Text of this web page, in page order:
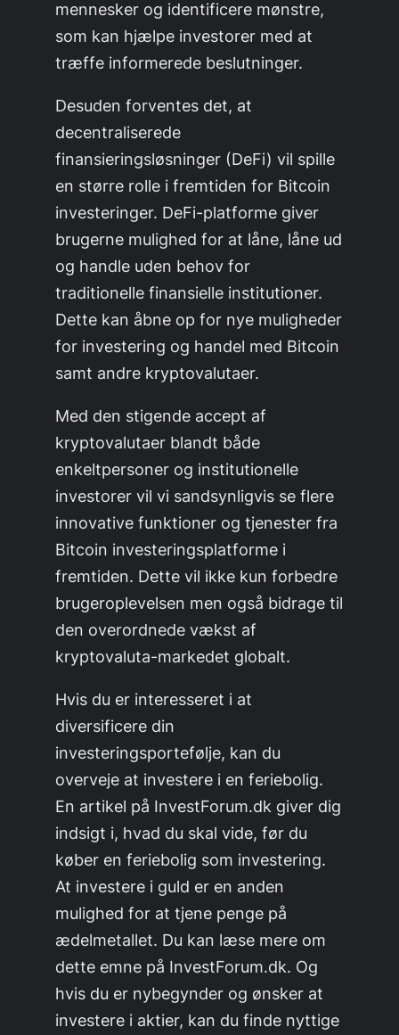
mennesker og identificere mønstre,
som kan hjælpe investorer med at
træffe informerede beslutninger.
Desuden forventes det, at
decentraliserede
finansieringsløsninger (DeFi) vil spille
en større rolle i fremtiden for Bitcoin
investeringer. DeFi-platforme giver
brugerne mulighed for at låne, låne ud
og handle uden behov for
traditionelle finansielle institutioner.
Dette kan åbne op for nye muligheder
for investering og handel med Bitcoin
samt andre kryptovalutaer.
Med den stigende accept af
kryptovalutaer blandt både
enkeltpersoner og institutionelle
investorer vil vi sandsynligvis se flere
innovative funktioner og tjenester fra
Bitcoin investeringsplatforme i
fremtiden. Dette vil ikke kun forbedre
brugeroplevelsen men også bidrage til
den overordnede vækst af
kryptovaluta-markedet globalt.
Hvis du er interesseret i at
diversificere din
investeringsportefølje, kan du
overveje at investere i en feriebolig.
En artikel på InvestForum.dk giver dig
indsigt i, hvad du skal vide, før du
køber en feriebolig som investering.
At investere i guld er en anden
mulighed for at tjene penge på
ædelmetallet. Du kan læse mere om
dette emne på InvestForum.dk. Og
hvis du er nybegynder og ønsker at
investere i aktier, kan du finde nyttige